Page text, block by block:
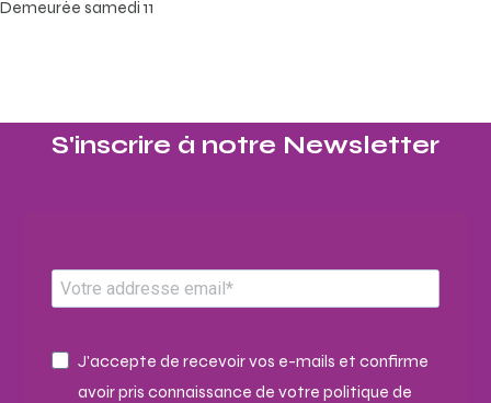
Demeurée samedi 11
S'inscrire à notre Newsletter​
J'accepte de recevoir vos e-mails et confirme
avoir pris connaissance de votre politique de